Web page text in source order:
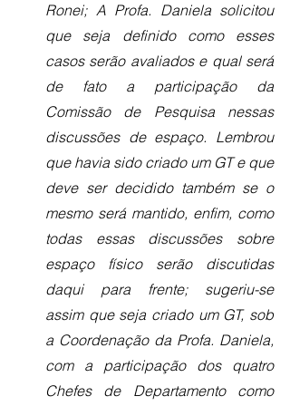
Ronei; A Profa. Daniela solicitou
que seja definido como esses
casos serão avaliados e qual será
de fato a participação da
Comissão de Pesquisa nessas
discussões de espaço. Lembrou
que havia sido criado um GT e que
deve ser decidido também se o
mesmo será mantido, enfim, como
todas essas discussões sobre
espaço físico serão discutidas
daqui para frente; sugeriu-se
assim que seja criado um GT, sob
a Coordenação da Profa. Daniela,
com a participação dos quatro
Chefes de Departamento como